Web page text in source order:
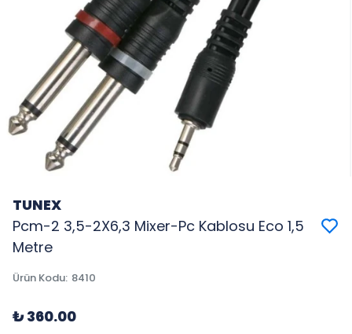
TUNEX
Pcm-2 3,5-2X6,3 Mixer-Pc Kablosu Eco 1,5
Metre
Ürün Kodu: 8410
₺ 360.00